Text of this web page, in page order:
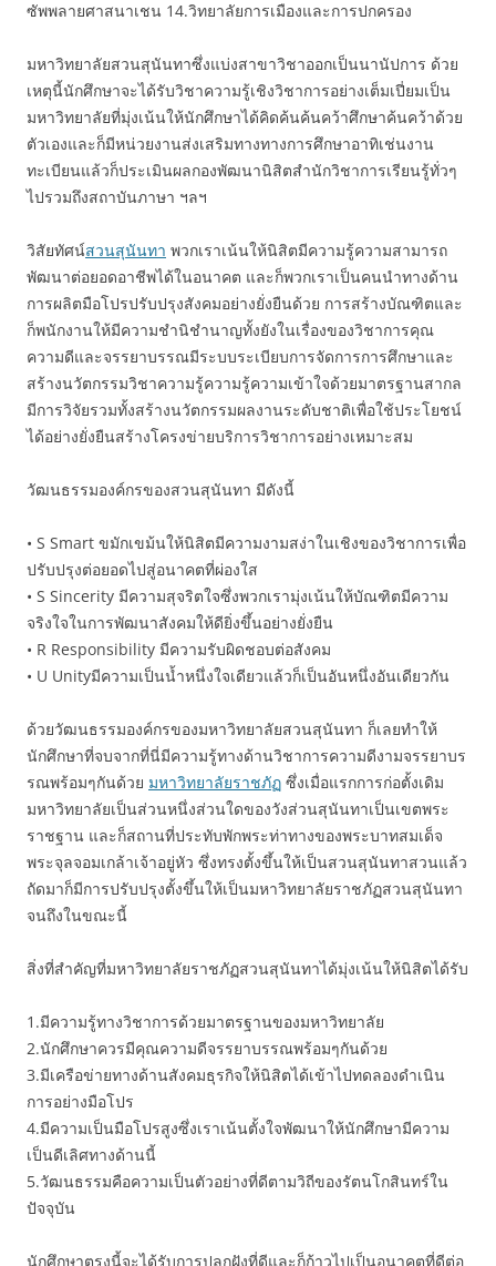
ซัพพลายศาสนาเชน 14.วิทยาลัยการเมืองและการปกครอง
มหาวิทยาลัยสวนสุนันทาซึ่งแบ่งสาขาวิชาออกเป็นนานัปการ ด้วย
เหตุนี้นักศึกษาจะได้รับวิชาความรู้เชิงวิชาการอย่างเต็มเปี่ยมเป็น
มหาวิทยาลัยที่มุ่งเน้นให้นักศึกษาได้คิดค้นค้นคว้าศึกษาค้นคว้าด้วย
ตัวเองและก็มีหน่วยงานส่งเสริมทางทางการศึกษาอาทิเช่นงาน
ทะเบียนแล้วก็ประเมินผลกองพัฒนานิสิตสำนักวิชาการเรียนรู้ทั่วๆ
ไปรวมถึงสถาบันภาษา ฯลฯ
วิสัยทัศน์สวนสุนันทา พวกเราเน้นให้นิสิตมีความรู้ความสามารถ
พัฒนาต่อยอดอาชีพได้ในอนาคต และก็พวกเราเป็นคนนำทางด้าน
การผลิตมือโปรปรับปรุงสังคมอย่างยั่งยืนด้วย การสร้างบัณฑิตและ
ก็พนักงานให้มีความชำนิชำนาญทั้งยังในเรื่องของวิชาการคุณ
ความดีและจรรยาบรรณมีระบบระเบียบการจัดการการศึกษาและ
สร้างนวัตกรรมวิชาความรู้ความรู้ความเข้าใจด้วยมาตรฐานสากล
มีการวิจัยรวมทั้งสร้างนวัตกรรมผลงานระดับชาติเพื่อใช้ประโยชน์
ได้อย่างยั่งยืนสร้างโครงข่ายบริการวิชาการอย่างเหมาะสม
วัฒนธรรมองค์กรของสวนสุนันทา มีดังนี้
• S Smart ขมักเขม้นให้นิสิตมีความงามสง่าในเชิงของวิชาการเพื่อ
ปรับปรุงต่อยอดไปสู่อนาคตที่ผ่องใส
• S Sincerity มีความสุจริตใจซึ่งพวกเรามุ่งเน้นให้บัณฑิตมีความ
จริงใจในการพัฒนาสังคมให้ดียิ่งขึ้นอย่างยั่งยืน
• R Responsibility มีความรับผิดชอบต่อสังคม
• U Unityมีความเป็นน้ำหนึ่งใจเดียวแล้วก็เป็นอันหนึ่งอันเดียวกัน
ด้วยวัฒนธรรมองค์กรของมหาวิทยาลัยสวนสุนันทา ก็เลยทำให้
นักศึกษาที่จบจากที่นี่มีความรู้ทางด้านวิชาการความดีงามจรรยาบร
รณพร้อมๆกันด้วย มหาวิทยาลัยราชภัฏ ซึ่งเมื่อแรกการก่อตั้งเดิม
มหาวิทยาลัยเป็นส่วนหนึ่งส่วนใดของวังส่วนสุนันทาเป็นเขตพระ
ราชฐาน และก็สถานที่ประทับพักพระท่าทางของพระบาทสมเด็จ
พระจุลจอมเกล้าเจ้าอยู่หัว ซึ่งทรงตั้งขึ้นให้เป็นสวนสุนันทาสวนแล้ว
ถัดมาก็มีการปรับปรุงตั้งขึ้นให้เป็นมหาวิทยาลัยราชภัฏสวนสุนันทา
จนถึงในขณะนี้
สิ่งที่สำคัญที่มหาวิทยาลัยราชภัฏสวนสุนันทาได้มุ่งเน้นให้นิสิตได้รับ
1.มีความรู้ทางวิชาการด้วยมาตรฐานของมหาวิทยาลัย
2.นักศึกษาควรมีคุณความดีจรรยาบรรณพร้อมๆกันด้วย
3.มีเครือข่ายทางด้านสังคมธุรกิจให้นิสิตได้เข้าไปทดลองดำเนิน
การอย่างมือโปร
4.มีความเป็นมือโปรสูงซึ่งเราเน้นตั้งใจพัฒนาให้นักศึกษามีความ
เป็นดีเลิศทางด้านนี้
5.วัฒนธรรมคือความเป็นตัวอย่างที่ดีตามวิถีของรัตนโกสินทร์ใน
ปัจจุบัน
นักศึกษาตรงนี้จะได้รับการปลูกฝังที่ดีและก็ก้าวไปเป็นอนาคตที่ดีต่อ